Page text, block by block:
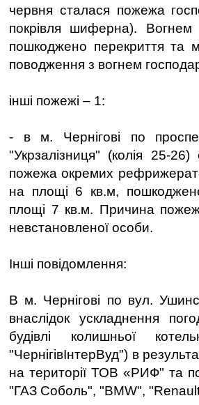
червня сталася пожежа
покрівля шиферна).
пошкоджено перекриття та
поводження з вогнем
інші пожежі – 1:
- в м. Чернігові по
"Укрзалізниця" (колія 25-
пожежа окремих
на площі 6 кв.м,
площі 7 кв.м. Причина
невстановленої особи.
Інші повідомлення:
В м. Чернігові по вул.
внаслідок ускладнення
будівлі колишньої
"ЧернігівІнтерВуд") в
на території ТОВ «РИФ" та
"ГАЗ Соболь", "BMW",